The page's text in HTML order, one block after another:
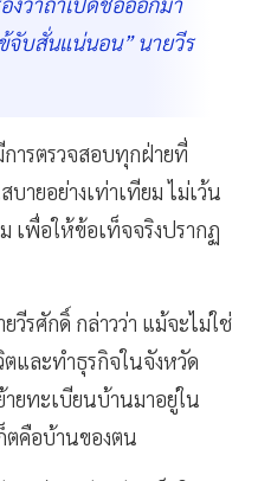
จับสั่นแน่นอน” นายวีร
การตรวจสอบทุกฝ่ายที่
ายอย่างเท่าเทียม ไม่เว้น
เพื่อให้ข้อเท็จจริงปรากฏ
วีรศักดิ์ กล่าวว่า แม้จะไม่ใช่
และทำธุรกิจในจังหวัด
ยทะเบียนบ้านมาอยู่ใน
ตคือบ้านของตน